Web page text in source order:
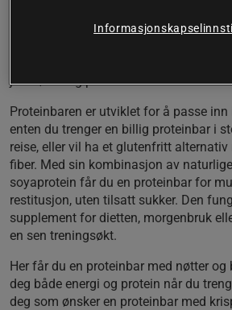
proteininnhold tilgjengelig. Dette er en
jordnøtter og protein.
Proteinbaren er utviklet for å passe
enten du trenger en billig proteinbar i
reise, eller vil ha et glutenfritt
fiber. Med sin kombinasjon av
soyaprotein får du en proteinbar for
restitusjon, uten tilsatt sukker. Den
supplement for dietten, morgenbruk
en sen treningsøkt.
Her får du en proteinbar med nøtter og
deg både energi og protein når du
deg som ønsker en proteinbar med